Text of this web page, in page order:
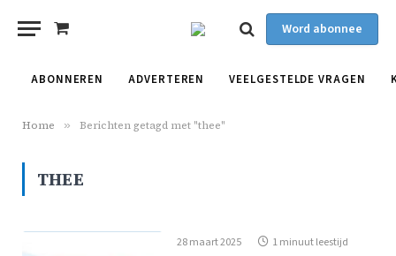
Shopping
Word abonnee
ABONNEREN ADVERTEREN VEELGESTELDE VRAGEN
Home » Berichten getagd met "thee"
THEE
28 maart 2025 1 minuut leestijd